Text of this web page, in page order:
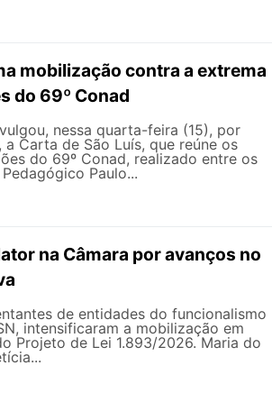
mobilização contra a extrema
do 69º Conad
nessa quarta-feira (15), por
Carta de São Luís, que reúne os
do 69º Conad, realizado entre os
Paulo...
na Câmara por avanços no
de entidades do funcionalismo
intensificaram a mobilização em
Projeto de Lei 1.893/2026. Maria do